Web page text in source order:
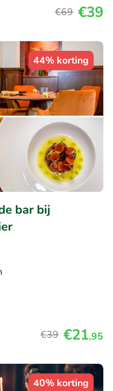
€69 €39
44% korting
bar bij
€39 €21,95
40% korting